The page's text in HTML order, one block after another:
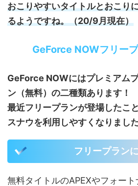
おこりやすいタイトルとおこり
るようですね。（20/9月現在）
GeForce NOWフリー
GeForce NOWにはプレミアム
ン（無料） の二種類あります！
最近フリープランが登場したこ
スナウを利用しやすくなりました
フリープラン
無料タイトルのAPEXやフォー